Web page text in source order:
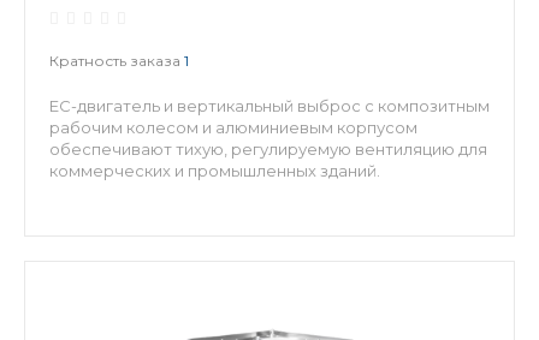
Кратность заказа 1
EC-двигатель и вертикальный выброс с композитным
рабочим колесом и алюминиевым корпусом
обеспечивают тихую, регулируемую вентиляцию для
коммерческих и промышленных зданий.